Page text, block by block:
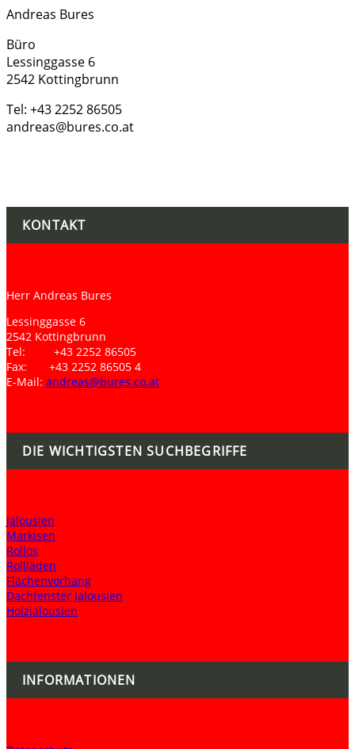
Andreas Bures
Büro
Lessinggasse 6
2542 Kottingbrunn
Tel: +43 2252 86505
andreas@bures.co.at
KONTAKT
Herr Andreas Bures
Lessinggasse 6
2542 Kottingbrunn
Tel: +43 2252 86505
Fax: +43 2252 86505 4
E-Mail: andreas@bures.co.at
DIE WICHTIGSTEN SUCHBEGRIFFE
Jalousien
Markisen
Rollos
Rollläden
Flächenvorhang
Dachfenster Jalousien
Holzjalousien
INFORMATIONEN